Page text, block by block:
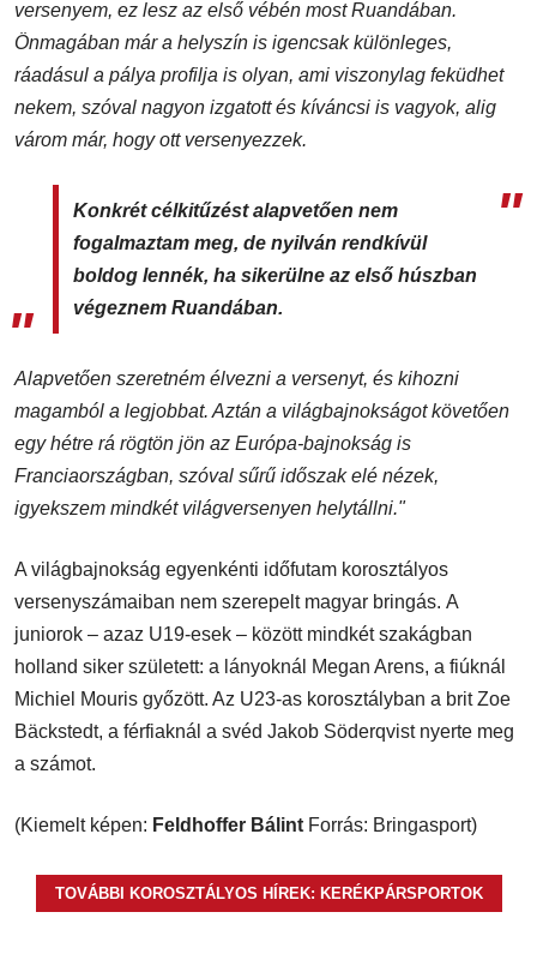
versenyem, ez lesz az első vébén most Ruandában.
Önmagában már a helyszín is igencsak különleges,
ráadásul a pálya profilja is olyan, ami viszonylag feküdhet
nekem, szóval nagyon izgatott és kíváncsi is vagyok, alig
várom már, hogy ott versenyezzek.
Konkrét célkitűzést alapvetően nem
fogalmaztam meg, de nyilván rendkívül
boldog lennék, ha sikerülne az első húszban
végeznem Ruandában.
Alapvetően szeretném élvezni a versenyt, és kihozni
magamból a legjobbat. Aztán a világbajnokságot követően
egy hétre rá rögtön jön az Európa-bajnokság is
Franciaországban, szóval sűrű időszak elé nézek,
igyekszem mindkét világversenyen helytállni."
A világbajnokság egyenkénti időfutam korosztályos
versenyszámaiban nem szerepelt magyar bringás. A
juniorok – azaz U19-esek – között mindkét szakágban
holland siker született: a lányoknál Megan Arens, a fiúknál
Michiel Mouris győzött. Az U23-as korosztályban a brit Zoe
Bäckstedt, a férfiaknál a svéd Jakob Söderqvist nyerte meg
a számot.
(Kiemelt képen: Feldhoffer BálintForrás: Bringasport)
TOVÁBBI KOROSZTÁLYOS HÍREK: KERÉKPÁRSPORTOK